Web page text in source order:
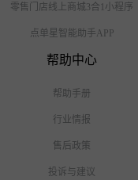
零售门店线上商城3合1小程序
点单星智能助手APP
帮助中心
帮助手册
行业情报
售后政策
投诉与建议